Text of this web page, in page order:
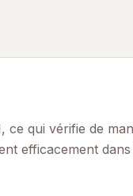
ce qui vérifie de
efficacement